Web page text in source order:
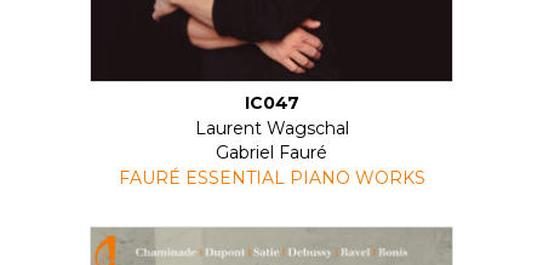
IC047
Laurent Wagschal
Gabriel Fauré
FAURÉ ESSENTIAL PIANO WORKS